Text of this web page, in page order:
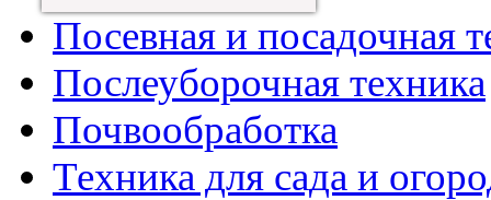
Посевная и посадочная
Послеуборочная техника
Почвообработка
Техника для сада и